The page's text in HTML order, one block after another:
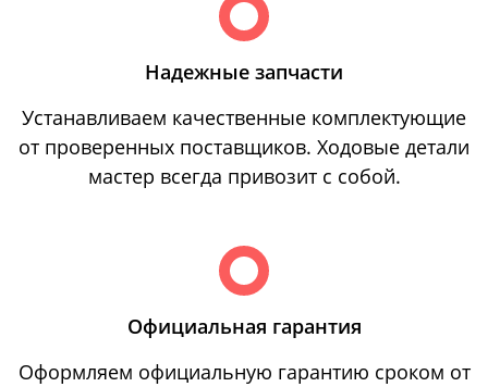
Надежные запчасти
Устанавливаем качественные комплектующие
от проверенных поставщиков. Ходовые детали
мастер всегда привозит с собой.
Официальная гарантия
Оформляем официальную гарантию сроком от